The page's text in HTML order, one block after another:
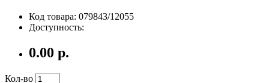
Код товара: 079843/12055
Доступность:
0.00 р.
Кол-во